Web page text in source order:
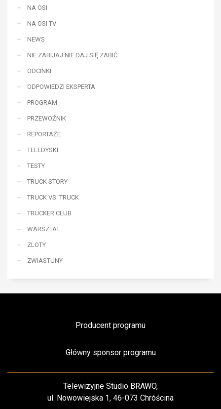
NA OSI
NA OSI TV
NEWS
NIE ZABIJAJ NIE DAJ SIĘ ZABIĆ
ODCINKI
ODPOWIEDZI EKSPERTA
PROGRAM
PRZEWOŹNIK
REPORTAŻE
TELEDYSKI
TESTY
TRUCK STORY
TRUCK VS. TRUCK
TRUCKER CLUB
WARSZTAT
ZLOTY
ZWIASTUNY
Producent programu
Główny sponsor programu
Telewizyjne Studio BRAWO,
ul. Nowowiejska 1, 46-073 Chróścina